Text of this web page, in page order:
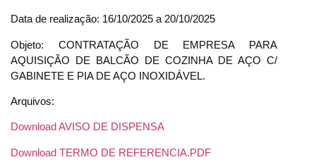
Data de realização: 16/10/2025 a 20/10/2025
Objeto: CONTRATAÇÃO DE EMPRESA PARA
AQUISIÇÃO DE BALCÃO DE COZINHA DE AÇO C/
GABINETE E PIA DE AÇO INOXIDÁVEL.
Arquivos:
Download AVISO DE DISPENSA
Download TERMO DE REFERENCIA.PDF